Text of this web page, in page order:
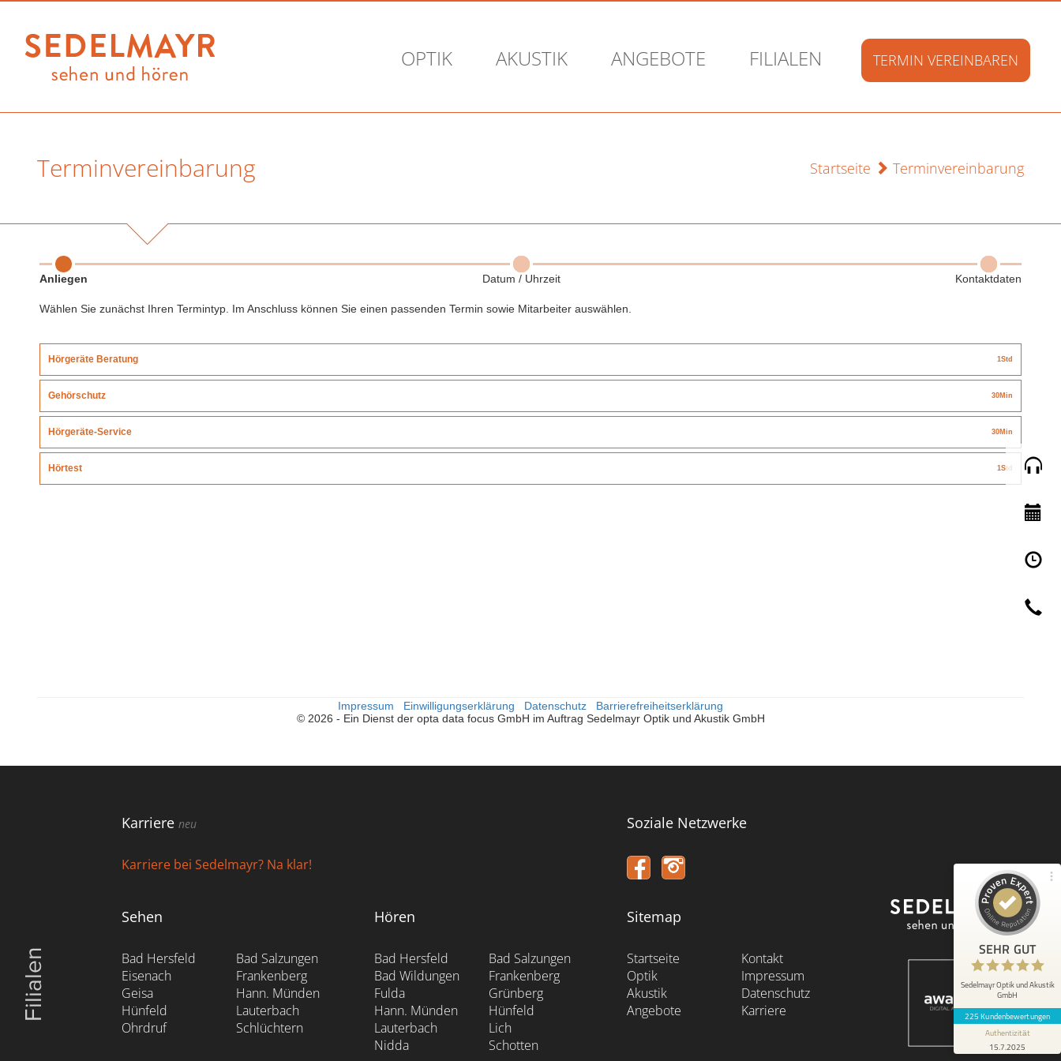
OPTIK AKUSTIK ANGEBOTE FILIALEN TERMIN VEREINBAREN
Terminvereinbarung Startseite Terminvereinbarung
Karriere neu
Karriere bei Sedelmayr? Na klar!
Soziale Netzwerke
Sehen
Bad Hersfeld
Bad Salzungen
Eisenach
Frankenberg
Geisa
Hann. Münden
Hünfeld
Lauterbach
Ohrdruf
Schlüchtern
Hören
Bad Hersfeld
Bad Salzungen
Bad Wildungen
Frankenberg
Fulda
Grünberg
Hann. Münden
Hünfeld
Lauterbach
Lich
Nidda
Schotten
Sitemap
Startseite
Kontakt
Optik
Impressum
Akustik
Datenschutz
Angebote
Karriere
SEHR GUT
Sedelmayr Optik und Akustik
GmbH
225 Kundenbewertungen
Authentizität
15.7.2025
225
Bewertungen auf ProvenExpert.com
Blick aufs ProvenExpert-Profil werfen
Anonym
5
Sehr gute Beratung & Betreuung. Herr
Wiesemann hat sich für mich sehr viel Zeit
genommen und alle Fragen aus...